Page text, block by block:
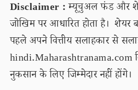
Disclaimer :म्यूचुअल फंड और
जोखिम पर आधारित होता है। शेयर
पहले अपने वित्तीय सलाहकार से
hindi.Maharashtranama.com
नुकसान के लिए जिम्मेदार नहीं होंगे।